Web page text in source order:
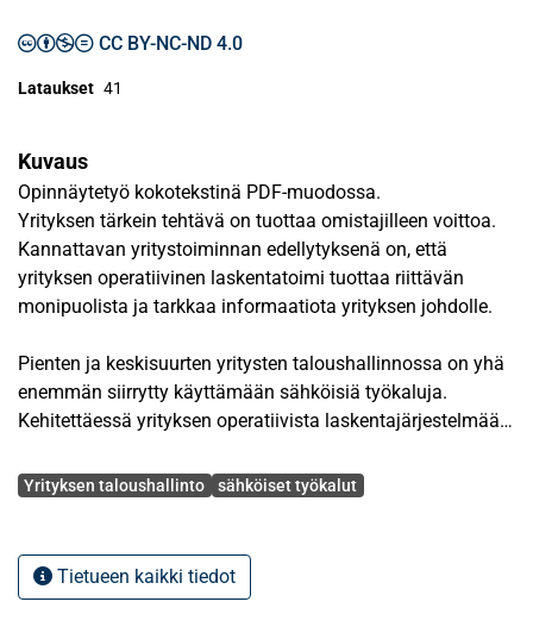
CC BY-NC-ND 4.0
Lataukset 41
Kuvaus
Opinnäytetyö kokotekstinä PDF-muodossa.
Yrityksen tärkein tehtävä on tuottaa omistajilleen voittoa.
Kannattavan yritystoiminnan edellytyksenä on, että
yrityksen operatiivinen laskentatoimi tuottaa riittävän
monipuolista ja tarkkaa informaatiota yrityksen johdolle.
Pienten ja keskisuurten yritysten taloushallinnossa on yhä
enemmän siirrytty käyttämään sähköisiä työkaluja.
Kehitettäessä yrityksen operatiivista laskentajärjestelmää
tietojärjestelmän tietotekniset asiat.
osuutta yrityksen taloushallinnossa sekä siihen
saumattomasti yhteenkuuluvaa yrityksen operatiivista
Avainsanat
Yrityksen taloushallinto sähköiset työkalut
Tietueen kaikki tiedot